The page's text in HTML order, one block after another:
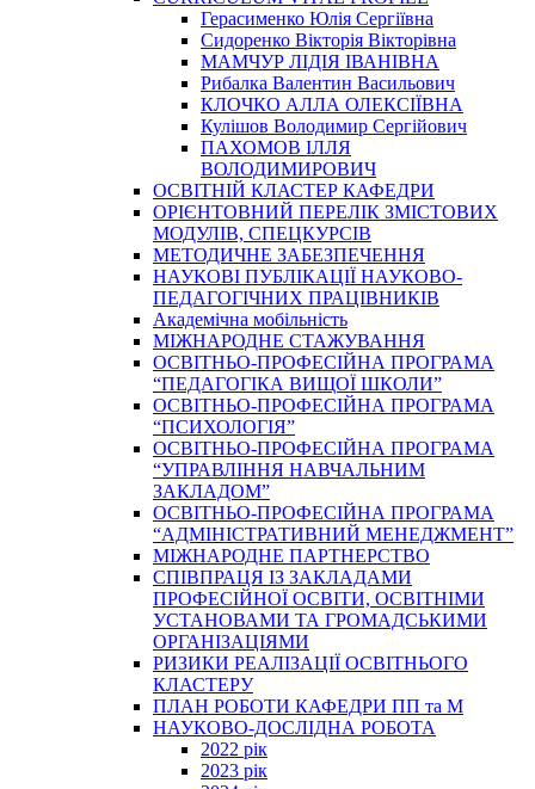
Герасименко Юлія Сергіївна
Сидоренко Вікторія Вікторівна
МАМЧУР ЛІДІЯ ІВАНІВНА
Рибалка Валентин Васильович
КЛОЧКО АЛЛА ОЛЕКСІЇВНА
Кулішов Володимир Сергійович
ПАХОМОВ ІЛЛЯ
ВОЛОДИМИРОВИЧ
ОСВІТНІЙ КЛАСТЕР КАФЕДРИ
ОРІЄНТОВНИЙ ПЕРЕЛІК ЗМІСТОВИХ
МОДУЛІВ, СПЕЦКУРСІВ
МЕТОДИЧНЕ ЗАБЕЗПЕЧЕННЯ
НАУКОВІ ПУБЛІКАЦІЇ НАУКОВО-
ПЕДАГОГІЧНИХ ПРАЦІВНИКІВ
Академічна мобільність
МІЖНАРОДНЕ СТАЖУВАННЯ
ОСВІТНЬО-ПРОФЕСІЙНА ПРОГРАМА
“ПЕДАГОГІКА ВИЩОЇ ШКОЛИ”
ОСВІТНЬО-ПРОФЕСІЙНА ПРОГРАМА
“ПСИХОЛОГІЯ”
ОСВІТНЬО-ПРОФЕСІЙНА ПРОГРАМА
“УПРАВЛІННЯ НАВЧАЛЬНИМ
ЗАКЛАДОМ”
ОСВІТНЬО-ПРОФЕСІЙНА ПРОГРАМА
“АДМІНІСТРАТИВНИЙ МЕНЕДЖМЕНТ”
МІЖНАРОДНЕ ПАРТНЕРСТВО
СПІВПРАЦЯ ІЗ ЗАКЛАДАМИ
ПРОФЕСІЙНОЇ ОСВІТИ, ОСВІТНІМИ
УСТАНОВАМИ ТА ГРОМАДСЬКИМИ
ОРГАНІЗАЦІЯМИ
РИЗИКИ РЕАЛІЗАЦІЇ ОСВІТНЬОГО
КЛАСТЕРУ
ПЛАН РОБОТИ КАФЕДРИ ПП та М
НАУКОВО-ДОСЛІДНА РОБОТА
2022 рік
2023 рік